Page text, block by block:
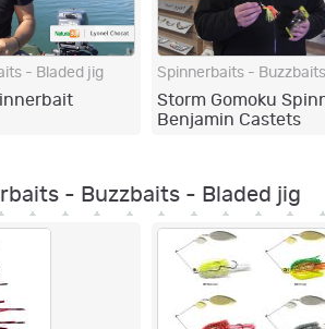
- Bladed jig Spinnerbaits -
Storm Gomoku
Benjamin Castets
- Buzzbaits - Bladed jig